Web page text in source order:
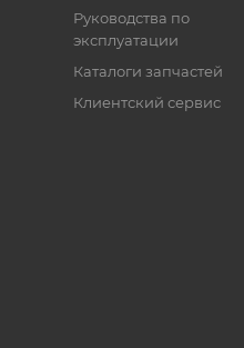
Руководства по
эксплуатации
Каталоги запчастей
Клиентский сервис